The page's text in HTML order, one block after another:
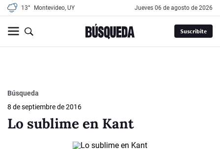
13° Montevideo, UY jueves 06 de agosto de 2026
Suscribite
Búsqueda
8 de septiembre de 2016
Lo sublime en Kant